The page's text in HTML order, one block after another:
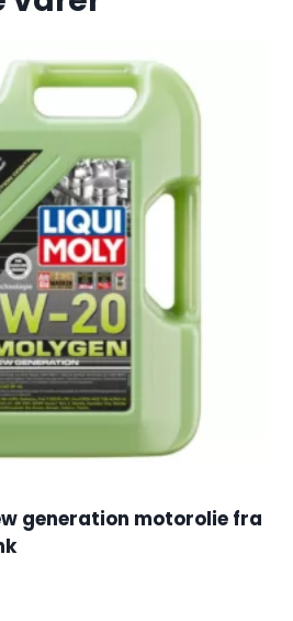
generation motorolie fra